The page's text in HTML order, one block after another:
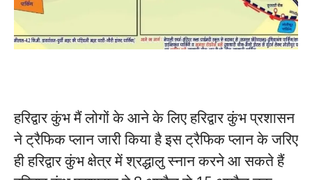
हरिद्वार कुंभ मैं लोगों के आने के लिए हरिद्वार कुंभ प्रशासन
ने ट्रैफिक प्लान जारी किया है इस ट्रैफिक प्लान के जरिए
ही हरिद्वार कुंभ क्षेत्र में श्रद्धालु स्नान करने आ सकते हैं